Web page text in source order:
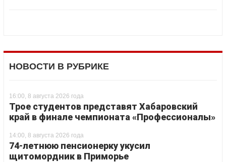
НОВОСТИ В РУБРИКЕ
16:00, 8 августа 2026 года
Трое студентов представят Хабаровский
край в финале чемпионата «Профессионалы»
14:00, 8 августа 2026 года
74-летнюю пенсионерку укусил
щитомордник в Приморье